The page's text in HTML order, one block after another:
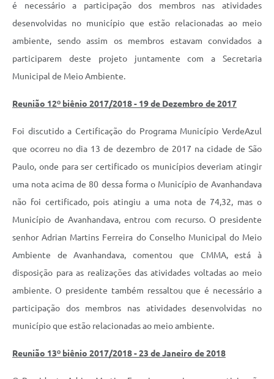
Legislação
Editais
Links
Serviços Online
Telefones Úteis
Enquete
Jornal
SIC
Diário Oficial
é necessário a participação dos membros nas atividades
desenvolvidas no município que estão relacionadas ao meio
ambiente, sendo assim os membros estavam convidados a
participarem deste projeto juntamente com a Secretaria
Municipal de Meio Ambiente.
Reunião 12º biênio 2017/2018 - 19 de Dezembro de 2017
Foi discutido a Certificação do Programa Município VerdeAzul
que ocorreu no dia 13 de dezembro de 2017 na cidade de São
Paulo, onde para ser certificado os municípios deveriam atingir
uma nota acima de 80 dessa forma o Município de Avanhandava
não foi certificado, pois atingiu a uma nota de 74,32, mas o
Município de Avanhandava, entrou com recurso. O presidente
senhor Adrian Martins Ferreira do Conselho Municipal do Meio
Ambiente de Avanhandava, comentou que CMMA, está à
disposição para as realizações das atividades voltadas ao meio
ambiente. O presidente também ressaltou que é necessário a
participação dos membros nas atividades desenvolvidas no
município que estão relacionadas ao meio ambiente.
Reunião 13º biênio 2017/2018 - 23 de Janeiro de 2018